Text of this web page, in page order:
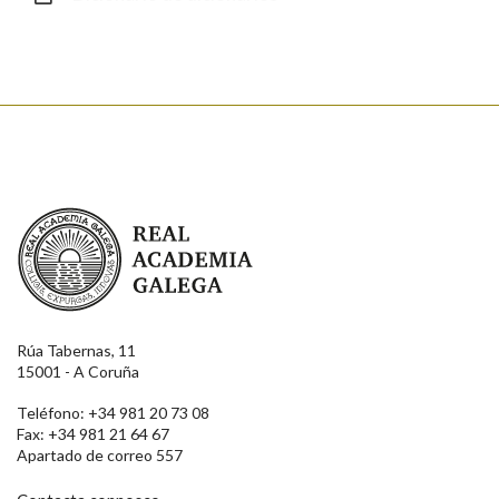
Real Academia Galega
Rúa Tabernas, 11
15001 - A Coruña
Teléfono: +34 981 20 73 08
Fax: +34 981 21 64 67
Apartado de correo 557